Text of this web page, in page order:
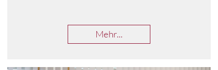
Mehr...